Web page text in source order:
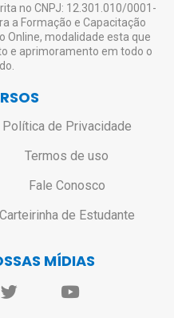
no CNPJ: 12.301.010/0001-
a Formação e Capacitação
Online, modalidade esta que
e aprimoramento em todo o
Política de Privacidade
Termos de uso
Fale Conosco
Carteirinha de Estudante
MÍDIAS